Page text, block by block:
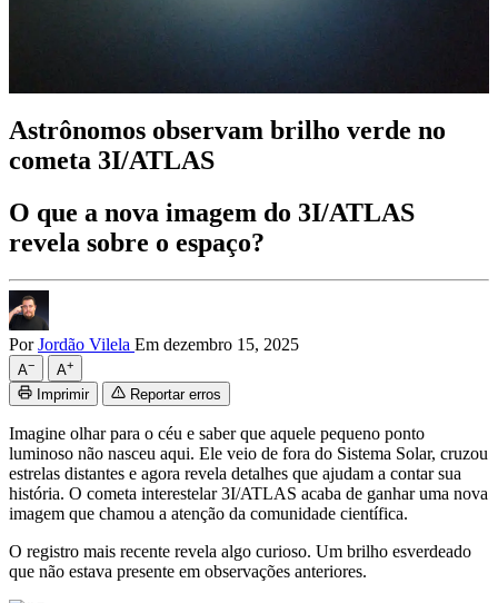
Astrônomos observam brilho verde no
cometa 3I/ATLAS
O que a nova imagem do 3I/ATLAS
revela sobre o espaço?
PorJordão Vilela Em dezembro 15, 2025
A− A+
Imprimir Reportar erros
Imagine olhar para o céu e saber que aquele pequeno ponto
luminoso não nasceu aqui. Ele veio de fora do Sistema Solar, cruzou
estrelas distantes e agora revela detalhes que ajudam a contar sua
história. O cometa interestelar 3I/ATLAS acaba de ganhar uma nova
imagem que chamou a atenção da comunidade científica.
O registro mais recente revela algo curioso. Um brilho esverdeado
que não estava presente em observações anteriores.